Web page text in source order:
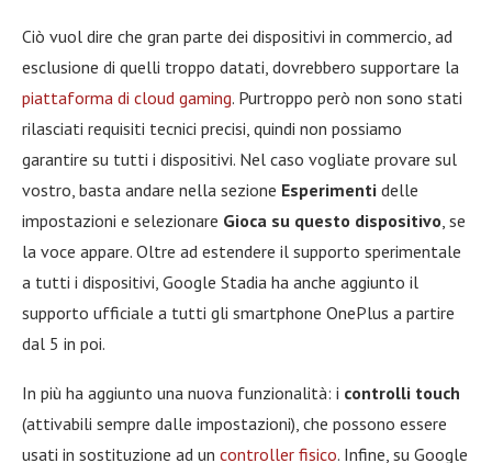
Ciò vuol dire che gran parte dei dispositivi in commercio, ad
esclusione di quelli troppo datati, dovrebbero supportare la
piattaforma di cloud gaming. Purtroppo però non sono stati
rilasciati requisiti tecnici precisi, quindi non possiamo
garantire su tutti i dispositivi. Nel caso vogliate provare sul
vostro, basta andare nella sezione Esperimenti delle
impostazioni e selezionare Gioca su questo dispositivo, se
la voce appare. Oltre ad estendere il supporto sperimentale
a tutti i dispositivi, Google Stadia ha anche aggiunto il
supporto ufficiale a tutti gli smartphone OnePlus a partire
dal 5 in poi.
In più ha aggiunto una nuova funzionalità: i controlli touch
(attivabili sempre dalle impostazioni), che possono essere
usati in sostituzione ad un controller fisico. Infine, su Google